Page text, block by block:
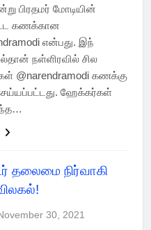
பிரதமர் மோடியின்
கணக்கான
என்பது. இந்
நள்ளிரவில் சில
@narendramodi கணக்கு
ஹேக்கர்கள்
தலைமை நிர்வாகி
30, 2021